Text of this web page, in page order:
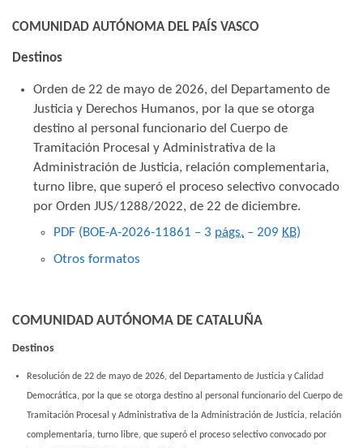
COMUNIDAD AUTÓNOMA DEL PAÍS VASCO
Destinos
Orden de 22 de mayo de 2026, del Departamento de
Justicia y Derechos Humanos, por la que se otorga
destino al personal funcionario del Cuerpo de
Tramitación Procesal y Administrativa de la
Administración de Justicia, relación complementaria,
turno libre, que superó el proceso selectivo convocado
por Orden JUS/1288/2022, de 22 de diciembre.
PDF (BOE-A-2026-11861 – 3 págs. – 209 KB)
Otros formatos
COMUNIDAD AUTÓNOMA DE CATALUÑA
Destinos
Resolución de 22 de mayo de 2026, del Departamento de Justicia y Calidad
Democrática, por la que se otorga destino al personal funcionario del Cuerpo de
Tramitación Procesal y Administrativa de la Administración de Justicia, relación
complementaria, turno libre, que superó el proceso selectivo convocado por